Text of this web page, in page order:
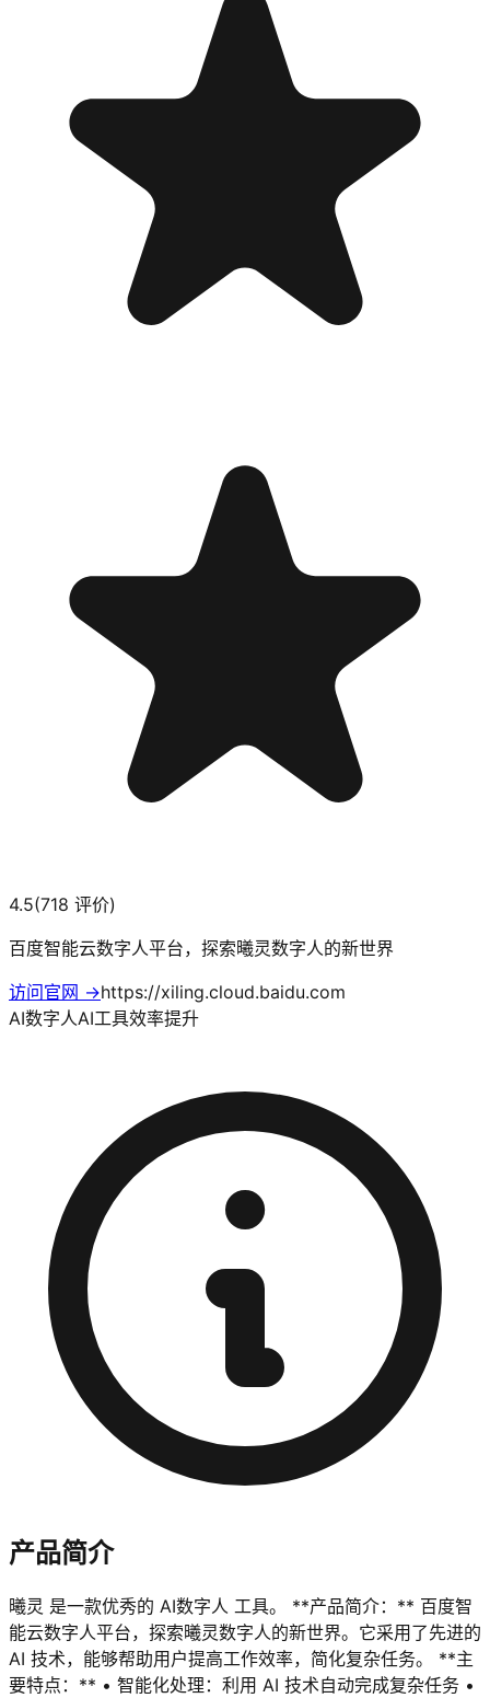
4.5(718 评价)
百度智能云数字人平台，探索曦灵数字人的新世界
访问官网 →https://xiling.cloud.baidu.com
AI数字人AI工具效率提升
产品简介
曦灵 是一款优秀的 AI数字人 工具。 **产品简介：** 百度智
能云数字人平台，探索曦灵数字人的新世界。它采用了先进的
AI 技术，能够帮助用户提高工作效率，简化复杂任务。 **主
要特点：** • 智能化处理：利用 AI 技术自动完成复杂任务 •